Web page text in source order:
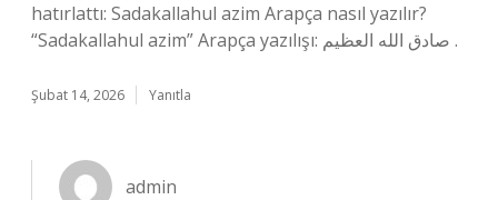
hatırlattı: Sadakallahul azim Arapça nasıl yazılır?
“Sadakallahul azim” Arapça yazılışı: صادق الله العظيم .
Şubat 14, 2026 Yanıtla
admin